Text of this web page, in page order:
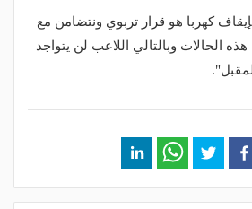
كهربا هو قرار تربوي ونتضامن مع
الحالات وبالتالي اللاعب لن يتواجد